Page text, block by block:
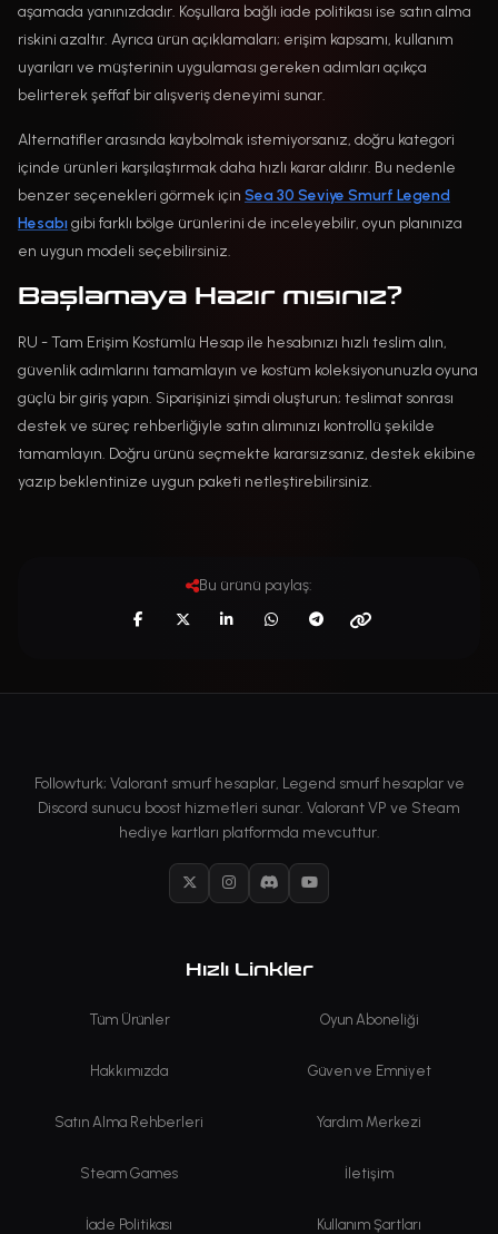
aşamada yanınızdadır. Koşullara bağlı iade politikası ise satın alma
riskini azaltır. Ayrıca ürün açıklamaları; erişim kapsamı, kullanım
uyarıları ve müşterinin uygulaması gereken adımları açıkça
belirterek şeffaf bir alışveriş deneyimi sunar.
Alternatifler arasında kaybolmak istemiyorsanız, doğru kategori
içinde ürünleri karşılaştırmak daha hızlı karar aldırır. Bu nedenle
benzer seçenekleri görmek için Sea 30 Seviye Smurf Legend
Hesabıgibi farklı bölge ürünlerini de inceleyebilir, oyun planınıza
en uygun modeli seçebilirsiniz.
Başlamaya Hazır mısınız?
RU - Tam Erişim Kostümlü Hesap ile hesabınızı hızlı teslim alın,
güvenlik adımlarını tamamlayın ve kostüm koleksiyonunuzla oyuna
güçlü bir giriş yapın. Siparişinizi şimdi oluşturun; teslimat sonrası
destek ve süreç rehberliğiyle satın alımınızı kontrollü şekilde
tamamlayın. Doğru ürünü seçmekte kararsızsanız, destek ekibine
yazıp beklentinize uygun paketi netleştirebilirsiniz.
Bu ürünü paylaş:
Followturk; Valorant smurf hesaplar, Legend smurf hesaplar ve
Discord sunucu boost hizmetleri sunar. Valorant VP ve Steam
hediye kartları platformda mevcuttur.
X InstagramDiscordYouTube
Hızlı Linkler
Tüm Ürünler Oyun Aboneliği
Hakkımızda Güven ve Emniyet
Satın Alma Rehberleri Yardım Merkezi
Steam Games İletişim
İade Politikası Kullanım Şartları